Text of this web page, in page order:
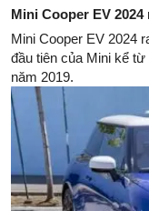
Mini Cooper EV
Mini Cooper EV 2024
đầu tiên của Mini kể
năm 2019.